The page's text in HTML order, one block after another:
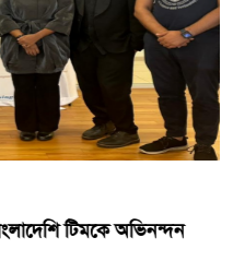
টিমকে অভিনন্দন